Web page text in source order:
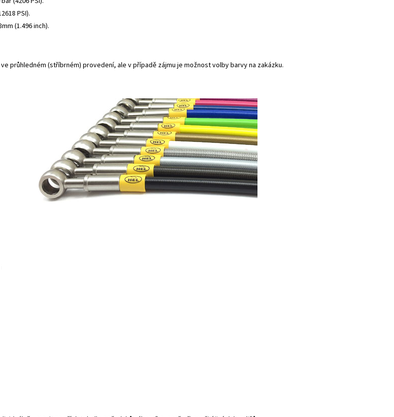
PSI).
(1.496 inch).
průhledném (stříbrném) provedení, ale v případě zájmu je možnost volby barvy na zakázku.